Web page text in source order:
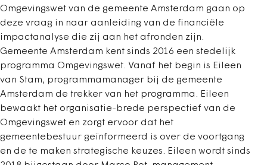
Omgevingswet van de gemeente Amsterdam gaan op
deze vraag in naar aanleiding van de financiële
impactanalyse die zij aan het afronden zijn.
Gemeente Amsterdam kent sinds 2016 een stedelijk
programma Omgevingswet. Vanaf het begin is Eileen
van Stam, programmamanager bij de gemeente
Amsterdam de trekker van het programma. Eileen
bewaakt het organisatie-brede perspectief van de
Omgevingswet en zorgt ervoor dat het
gemeentebestuur geïnformeerd is over de voortgang
en de te maken strategische keuzes. Eileen wordt sinds